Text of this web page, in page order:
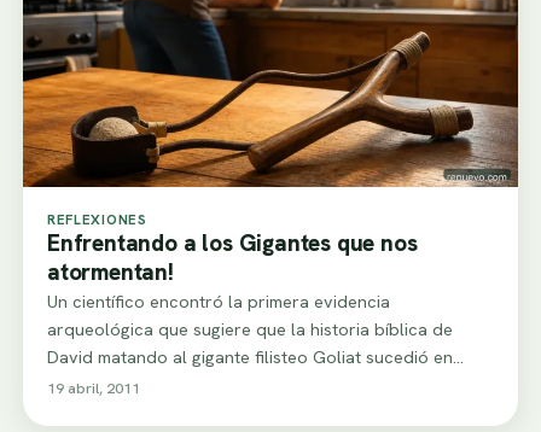
REFLEXIONES
Enfrentando a los Gigantes que nos
atormentan!
Un científico encontró la primera evidencia
arqueológica que sugiere que la historia bíblica de
David matando al gigante filisteo Goliat sucedió en…
19 abril, 2011